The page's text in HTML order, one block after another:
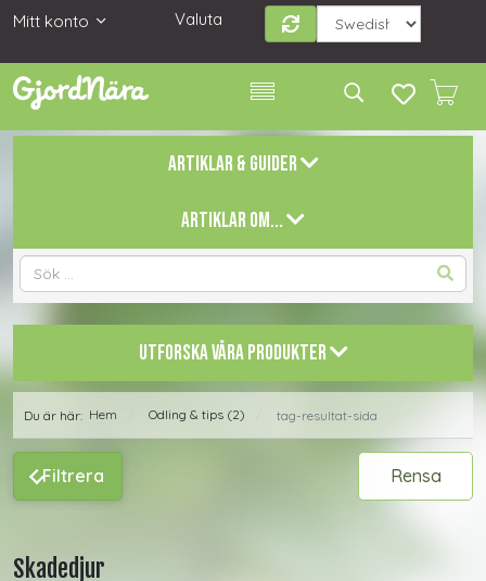
Mitt konto Valuta
ARTIKLAR & GUIDER
ARTIKLAR OM...
UTFORSKA VÅRA PRODUKTER
Du är här: Hem Odling & tips (2) tag-resultat-sida
Filtrera Rensa
Skadedjur